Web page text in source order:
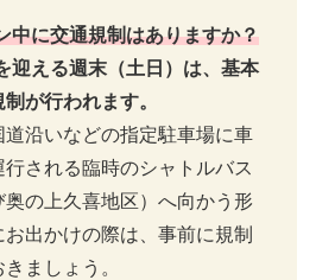
中に交通規制はありますか？
迎える週末（土日）は、基本
が行われます。
沿いなどの指定駐車場に車
される臨時のシャトルバス
の上久喜地区）へ向かう形
出かけの際は、事前に規制
ましょう。